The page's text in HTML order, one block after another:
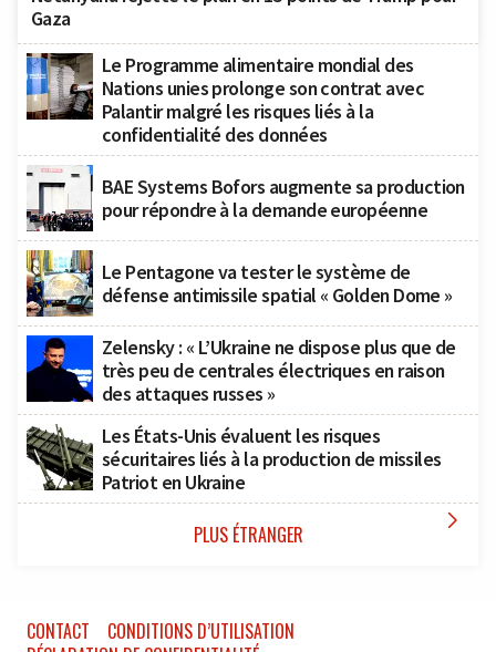
Gaza
Le Programme alimentaire mondial des
Nations unies prolonge son contrat avec
Palantir malgré les risques liés à la
confidentialité des données
BAE Systems Bofors augmente sa production
pour répondre à la demande européenne
Le Pentagone va tester le système de
défense antimissile spatial « Golden Dome »
Zelensky : « L’Ukraine ne dispose plus que de
très peu de centrales électriques en raison
des attaques russes »
Les États-Unis évaluent les risques
sécuritaires liés à la production de missiles
Patriot en Ukraine
PLUS ÉTRANGER 
CONTACT
CONDITIONS D’UTILISATION